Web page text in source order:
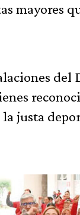
mayores
la justa